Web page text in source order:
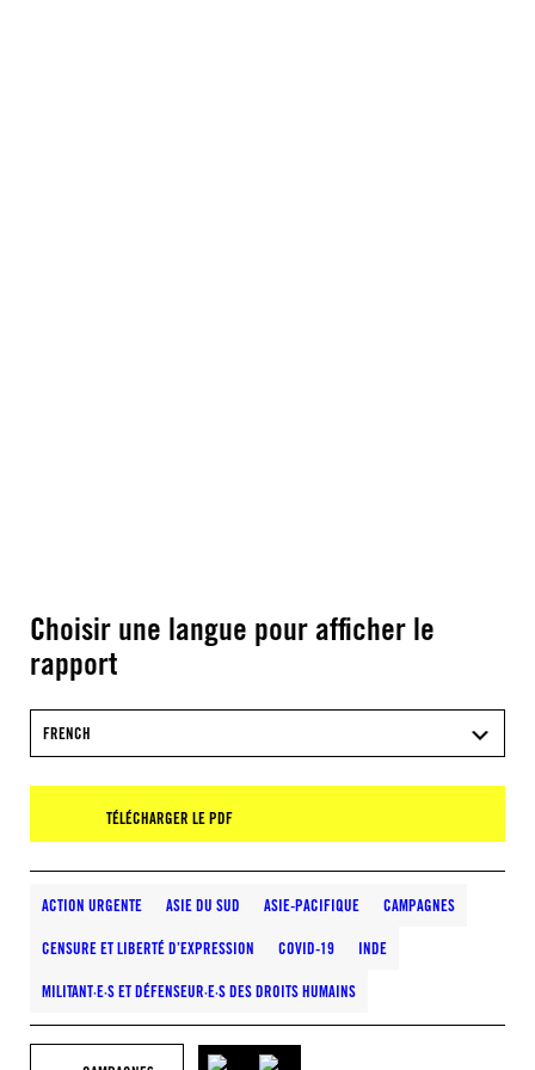
Choisir une langue pour afficher le
rapport
FRENCH
TÉLÉCHARGER LE PDF
ACTION URGENTE ASIE DU SUD ASIE-PACIFIQUE CAMPAGNES
CENSURE ET LIBERTÉ D’EXPRESSION COVID-19 INDE
MILITANT·E·S ET DÉFENSEUR·E·S DES DROITS HUMAINS